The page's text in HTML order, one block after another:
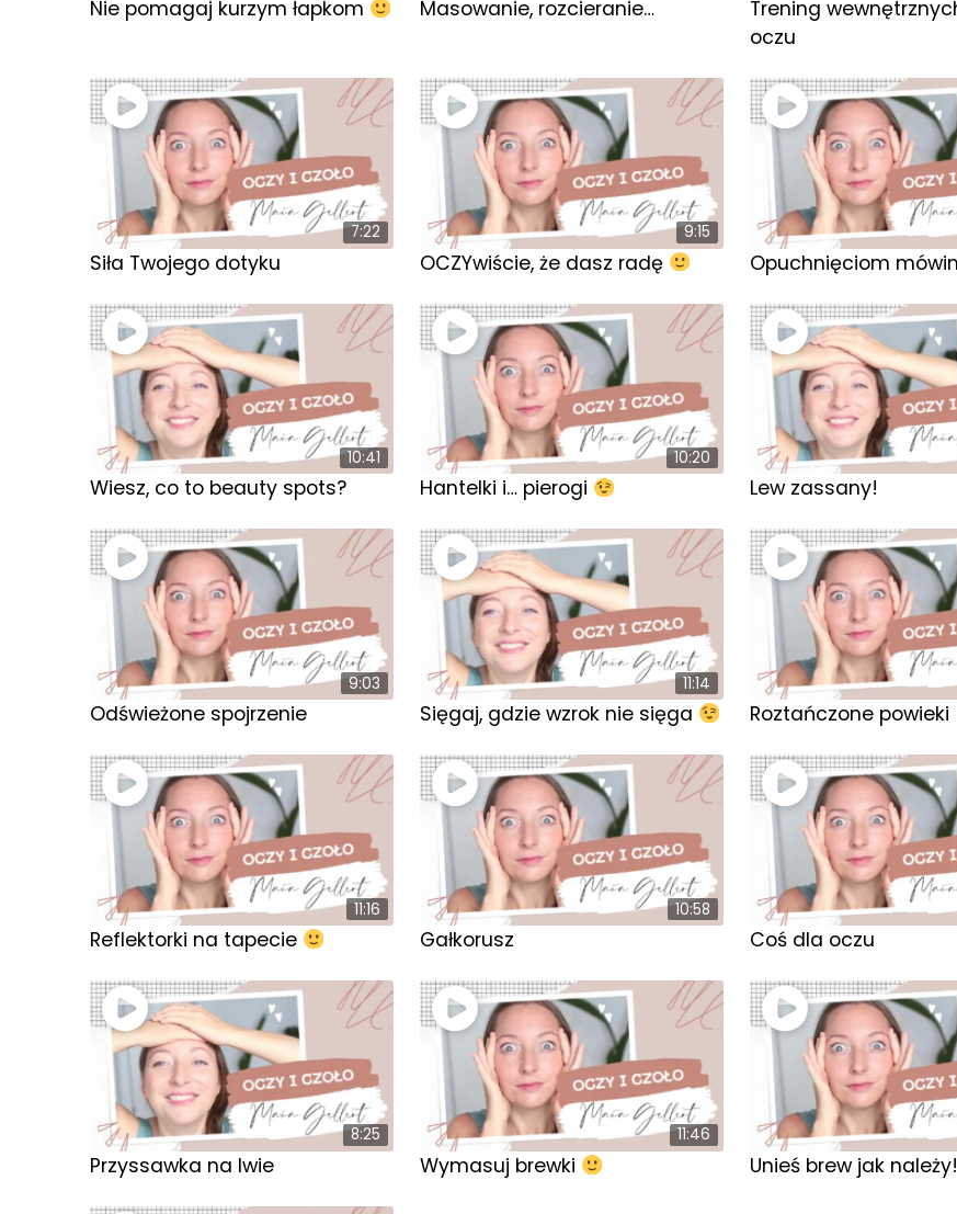
Nie pomagaj kurzym łapkom Masowanie, rozcieranie…
Trening
oczu
7:22
Siła Twojego dotyku
9:15
OCZYwiście, że dasz radę Opuchnięciom
10:41
Wiesz, co to beauty spots?
10:20
Hantelki i… pierogi Lew zassany!
9:03
Odświeżone spojrzenie
11:14
Sięgaj, gdzie wzrok nie sięga Roztańczone powieki
11:16
Reflektorki na tapecie
10:58
Gałkorusz Coś dla oczu
8:25
Przyssawka na lwie
11:46
Wymasuj brewki Unieś brew jak należy!